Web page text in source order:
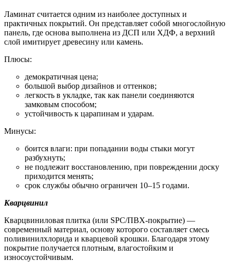
Ламинат считается одним из наиболее доступных и
практичных покрытий. Он представляет собой многослойную
панель, где основа выполнена из ДСП или ХДФ, а верхний
слой имитирует древесину или камень.
Плюсы:
демократичная цена;
большой выбор дизайнов и оттенков;
легкость в укладке, так как панели соединяются
замковым способом;
устойчивость к царапинам и ударам.
Минусы:
боится влаги: при попадании воды стыки могут
разбухнуть;
не подлежит восстановлению, при повреждении доску
приходится менять;
срок службы обычно ограничен 10–15 годами.
Кварцвинил
Кварцвиниловая плитка (или SPC/ПВХ-покрытие) —
современный материал, основу которого составляет смесь
поливинилхлорида и кварцевой крошки. Благодаря этому
покрытие получается плотным, влагостойким и
износоустойчивым.